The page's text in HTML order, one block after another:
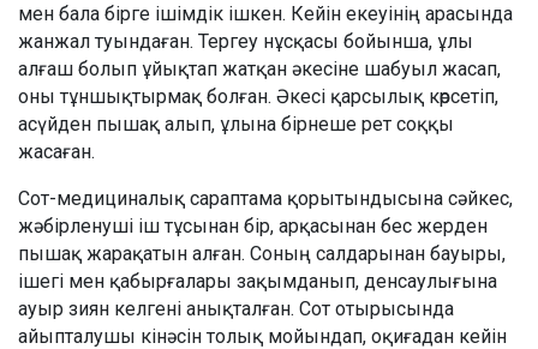
мен бала бірге ішімдік ішкен. Кейін екеуінің арасында
жанжал туындаған. Тергеу нұсқасы бойынша, ұлы
алғаш болып ұйықтап жатқан әкесіне шабуыл жасап,
оны тұншықтырмақ болған. Әкесі қарсылық көрсетіп,
асүйден пышақ алып, ұлына бірнеше рет соққы
жасаған.
Сот-медициналық сараптама қорытындысына сәйкес,
жәбірленуші іш тұсынан бір, арқасынан бес жерден
пышақ жарақатын алған. Соның салдарынан бауыры,
ішегі мен қабырғалары зақымданып, денсаулығына
ауыр зиян келгені анықталған. Сот отырысында
айыпталушы кінәсін толық мойындап, оқиғадан кейін